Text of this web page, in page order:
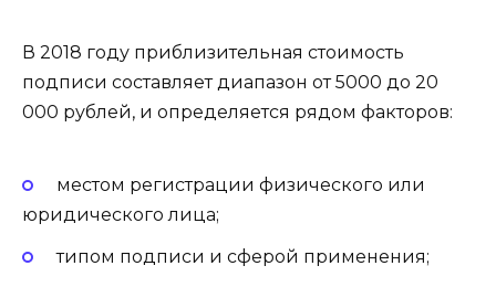
В 2018 году приблизительная стоимость
подписи составляет диапазон от 5000 до 20
000 рублей, и определяется рядом факторов:
местом регистрации физического или
юридического лица;
типом подписи и сферой применения;